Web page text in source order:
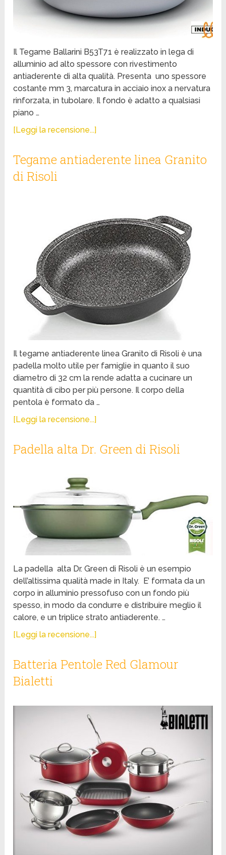
Il Tegame Ballarini B53T71 è realizzato in lega di
alluminio ad alto spessore con rivestimento
antiaderente di alta qualità. Presenta uno spessore
costante mm 3, marcatura in acciaio inox a nervatura
rinforzata, in tubolare. Il fondo è adatto a qualsiasi
piano …
[Leggi la recensione...]
Tegame antiaderente linea Granito
di Risoli
Il tegame antiaderente linea Granito di Risoli è una
padella molto utile per famiglie in quanto il suo
diametro di 32 cm la rende adatta a cucinare un
quantità di cibo per più persone. Il corpo della
pentola è formato da …
[Leggi la recensione...]
Padella alta Dr. Green di Risoli
La padella alta Dr. Green di Risoli è un esempio
dell’altissima qualità made in Italy. E’ formata da un
corpo in alluminio pressofuso con un fondo più
spesso, in modo da condurre e distribuire meglio il
calore, e un triplice strato antiaderente. …
[Leggi la recensione...]
Batteria Pentole Red Glamour
Bialetti